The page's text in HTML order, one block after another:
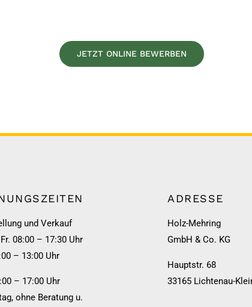
JETZT ONLINE BEWERBEN
und Verkauf
08:00 – 17:30 Uhr
– 13:00 Uhr
– 17:00 Uhr
ohne Beratung u.
ADRESSE
Holz-Mehring
GmbH & Co. KG
Hauptstr. 68
33165 Lichtenau-